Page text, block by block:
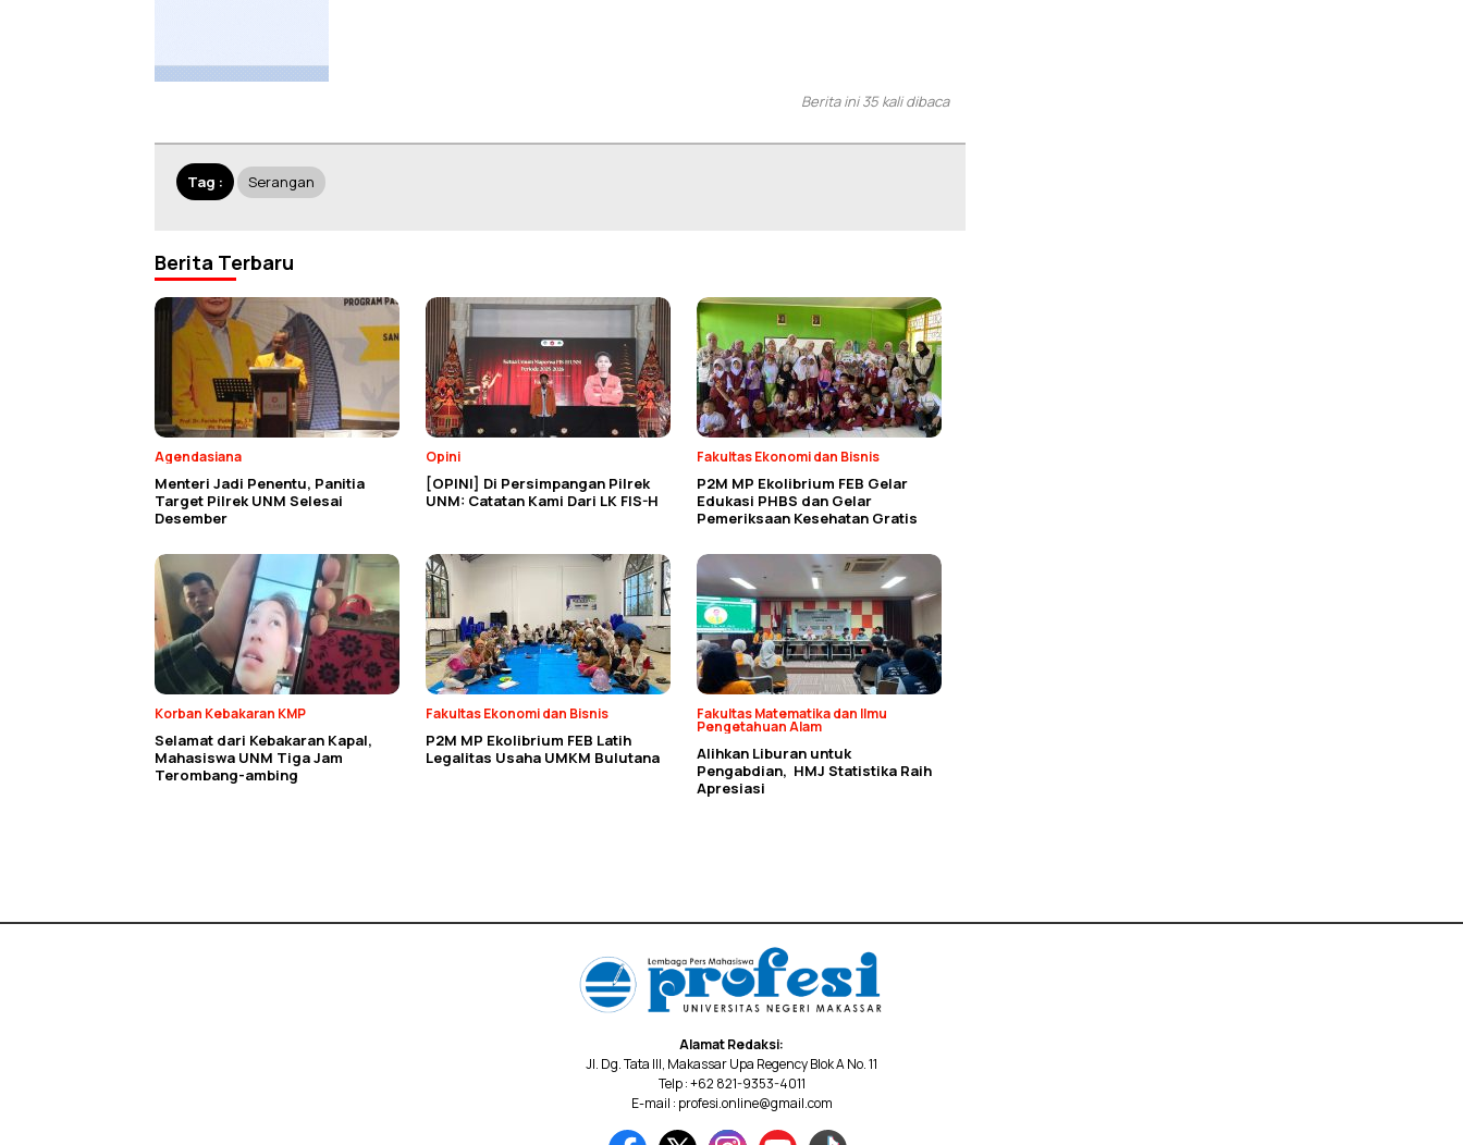
Berita ini 35 kali dibaca
Tag : Serangan
Berita Terbaru
Agendasiana
Menteri Jadi Penentu, Panitia
Target Pilrek UNM Selesai
Desember
Opini
[OPINI] Di Persimpangan Pilrek
UNM: Catatan Kami Dari LK FIS-H
Fakultas Ekonomi dan Bisnis
P2M MP Ekolibrium FEB Gelar
Edukasi PHBS dan Gelar
Pemeriksaan Kesehatan Gratis
Korban Kebakaran KMP
Selamat dari Kebakaran Kapal,
Mahasiswa UNM Tiga Jam
Terombang-ambing
Fakultas Ekonomi dan Bisnis
P2M MP Ekolibrium FEB Latih
Legalitas Usaha UMKM Bulutana
Fakultas Matematika dan Ilmu
Pengetahuan Alam
Alihkan Liburan untuk
Pengabdian, HMJ Statistika Raih
Apresiasi
Alamat Redaksi:
Jl. Dg. Tata III, Makassar Upa Regency Blok A No. 11
Telp : +62 821-9353-4011
E-mail : profesi.online@gmail.com